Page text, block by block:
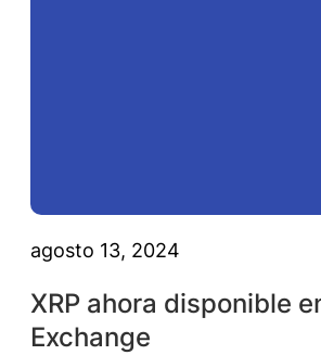
agosto 13, 2024
XRP ahora disponible
Exchange